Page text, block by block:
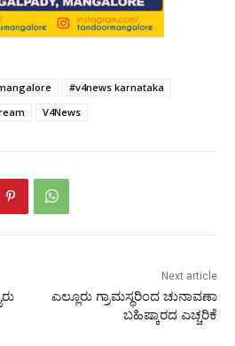
#v4news karnataka
V4News
Next article
ಎಲ್ಲೂರು ಗ್ರಾಮಸ್ಥರಿಂದ ಚುನಾವಣಾ
ಬಹಿಷ್ಕಾರದ ಎಚ್ಚರಿಕೆ